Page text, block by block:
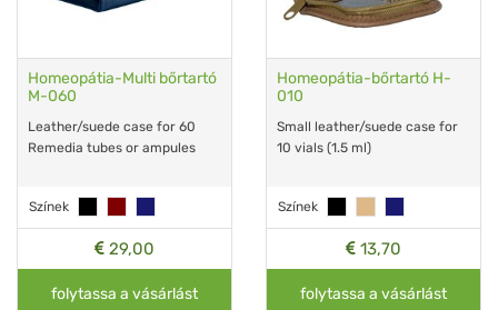
Homeopátia-Multi bőrtartó
M-060
Leather/suede case for 60
Remedia tubes or ampules
Színek
29,00
folytassa a vásárlást
Homeopátia-bőrtartó H-
010
Small leather/suede case for
10 vials (1.5 ml)
Színek
13,70
folytassa a vásárlást